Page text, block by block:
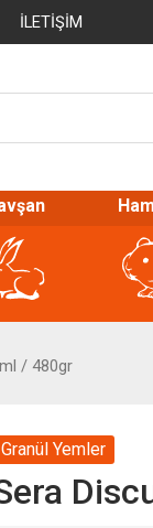
İLETIŞIM
/ 480gr
Granül Yemler